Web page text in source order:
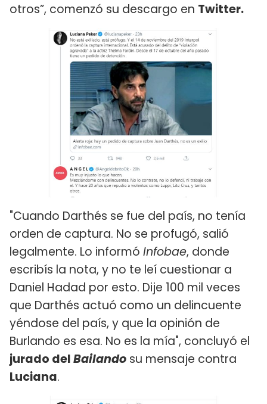
otros”, comenzó su descargo en Twitter.
"Cuando Darthés se fue del país, no tenía
orden de captura. No se profugó, salió
legalmente. Lo informó Infobae, donde
escribís la nota, y no te leí cuestionar a
Daniel Hadad por esto. Dije 100 mil veces
que Darthés actuó como un delincuente
yéndose del país, y que la opinión de
Burlando es esa. No es la mía", concluyó el
jurado delBailando su mensaje contra
Luciana.